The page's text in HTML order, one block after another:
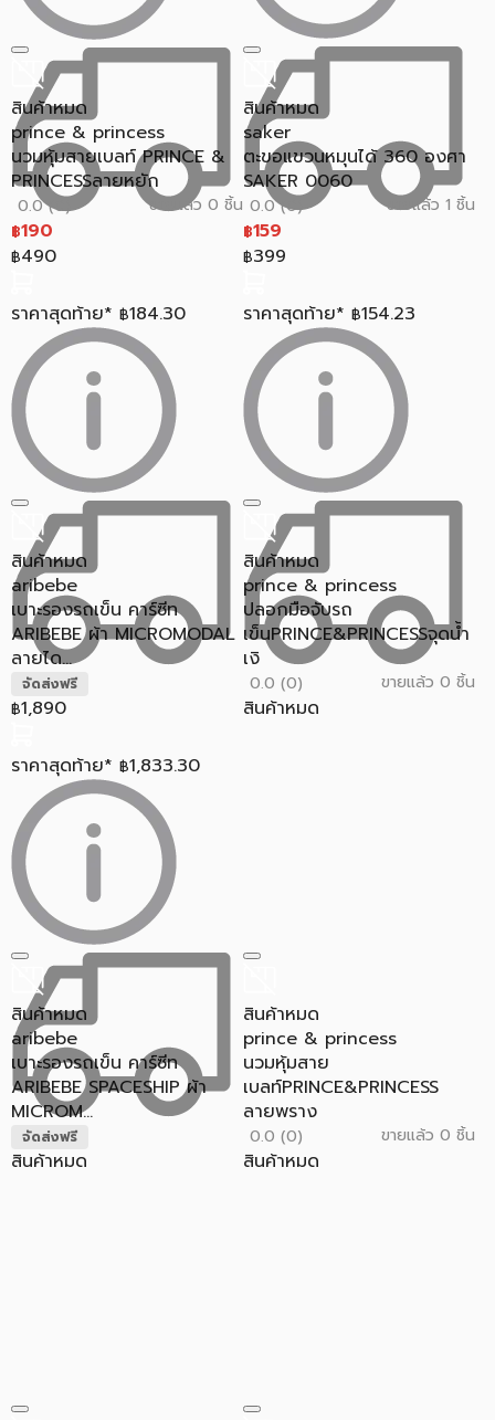
สินค้าหมด
prince & princess
นวมหุ้มสายเบลท์ PRINCE &
PRINCESSลายหยัก
0.0 (0) ขายแล้ว 0 ชิ้น
฿190
฿490
ราคาสุดท้าย* ฿184.30
สินค้าหมด
saker
ตะขอแขวนหมุนได้ 360 องศา
SAKER 0060
0.0 (0) ขายแล้ว 1 ชิ้น
฿159
฿399
ราคาสุดท้าย* ฿154.23
สินค้าหมด
aribebe
เบาะรองรถเข็น คาร์ซีท
ARIBEBE ผ้า MICROMODAL
ลายได...
จัดส่งฟรี
฿1,890
ราคาสุดท้าย* ฿1,833.30
สินค้าหมด
prince & princess
ปลอกมือจับรถ
เข็นPRINCE&PRINCESSจุดน้ำ
เงิ
0.0 (0) ขายแล้ว 0 ชิ้น
สินค้าหมด
สินค้าหมด
aribebe
เบาะรองรถเข็น คาร์ซีท
ARIBEBE SPACESHIP ผ้า
MICROM...
จัดส่งฟรี
สินค้าหมด
สินค้าหมด
prince & princess
นวมหุ้มสาย
เบลท์PRINCE&PRINCESS
ลายพราง
0.0 (0) ขายแล้ว 0 ชิ้น
สินค้าหมด